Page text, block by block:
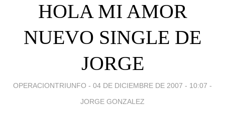
HOLA MI AMOR
NUEVO SINGLE DE
JORGE
OPERACIONTRIUNFO - 04 DE DICIEMBRE DE 2007 - 10:07 -
JORGE GONZALEZ